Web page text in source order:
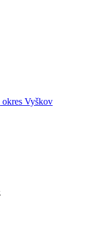
okres Vyškov